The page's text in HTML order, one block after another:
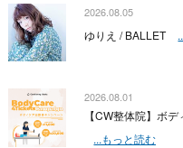
2026.08.05
ゆりえ / BALLET
2026.08.01
【CW整体院】ボ
...もっと読む